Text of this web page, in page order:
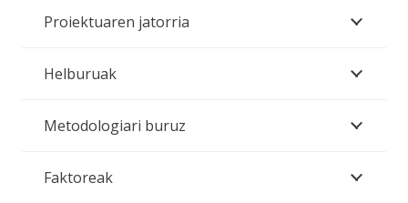
Proiektuaren jatorria
Helburuak
Metodologiari buruz
Faktoreak